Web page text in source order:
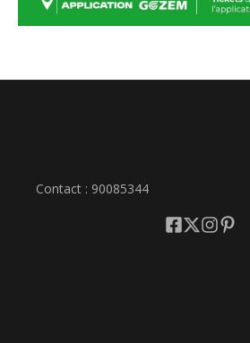
Contact : 90085344